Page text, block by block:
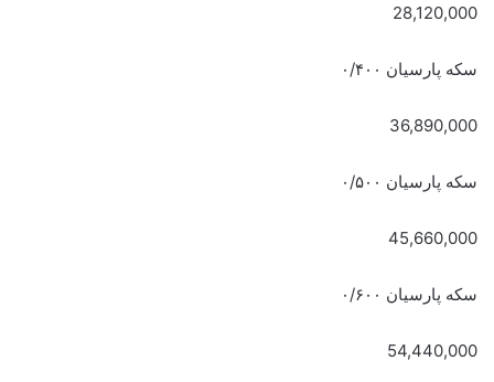
28,120,000
سکه پارسیان ۰/۴۰۰
36,890,000
سکه پارسیان ۰/۵۰۰
45,660,000
سکه پارسیان ۰/۶۰۰
54,440,000